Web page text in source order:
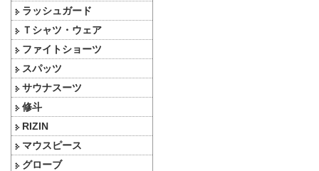
ラッシュガード
Ｔシャツ・ウェア
ファイトショーツ
スパッツ
サウナスーツ
修斗
RIZIN
マウスピース
グローブ